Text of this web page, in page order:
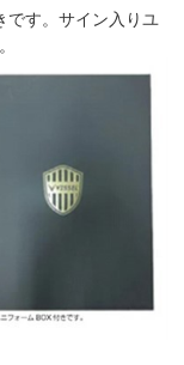
です。サイン入りユ